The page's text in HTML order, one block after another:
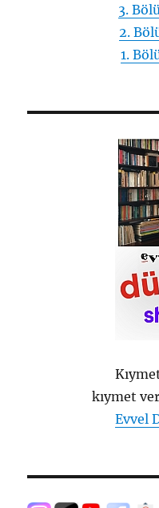
3.
2.
1.
kıymet
Evvel